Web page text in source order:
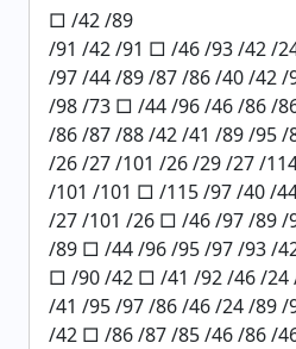
□ /42 /89
/91 /42 /91 □ /46 /93 /42 /
/97 /44 /89 /87 /86 /40 /42
/98 /73 □ /44 /96 /46 /86 /
/86 /87 /88 /42 /41 /89 /95
/26 /27 /101 /26 /29 /27 /
/101 /101 □ /115 /97 /40 /
/27 /101 /26 □ /46 /97 /89 /
/89 □ /44 /96 /95 /97 /93 /
□ /90 /42 □ /41 /92 /46 /24
/41 /95 /97 /86 /46 /24 /89
/42 □ /86 /87 /85 /46 /86 /